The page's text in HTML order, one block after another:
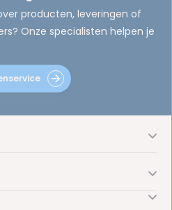
producten, leveringen of
Onze specialisten helpen je